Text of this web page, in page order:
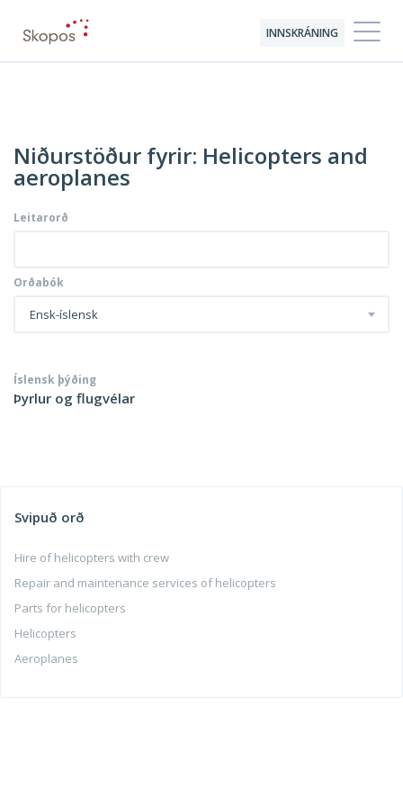
INNSKRÁNING
Niðurstöður fyrir: Helicopters and
aeroplanes
Leitarorð
Orðabók
Ensk-íslensk
Íslensk þýðing
Þyrlur og flugvélar
Svipuð orð
Hire of helicopters with crew
Repair and maintenance services of helicopters
Parts for helicopters
Helicopters
Aeroplanes